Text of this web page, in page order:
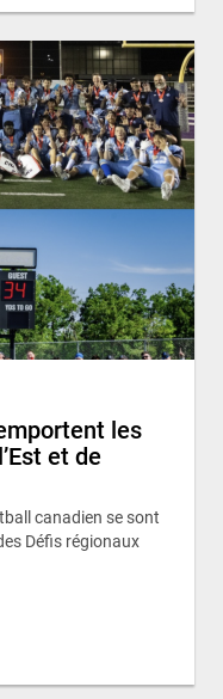
les
et de
canadien se sont
Défis régionaux